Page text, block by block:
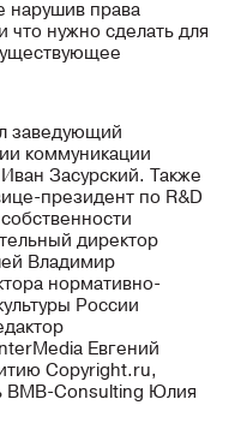
нарушив права
что нужно сделать для
заведующий
коммуникации
Засурский. Также
президент по R&D
директор
Владимир
нормативно-
России
Евгений
Copyright.ru,
BMB-Consulting Юлия